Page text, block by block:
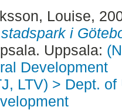
Louise,
i
Uppsala:
Development
LTV) > Dept.